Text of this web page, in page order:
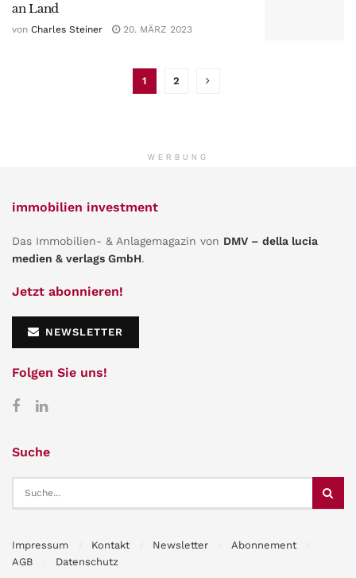
an Land
von Charles Steiner 20. MÄRZ 2023
1 2
WERBUNG
immobilien investment
Das Immobilien- & Anlagemagazin von DMV – della lucia
medien & verlags GmbH.
Jetzt abonnieren!
NEWSLETTER
Folgen Sie uns!
Suche
Impressum Kontakt Newsletter
Abonnement
AGB
Datenschutz